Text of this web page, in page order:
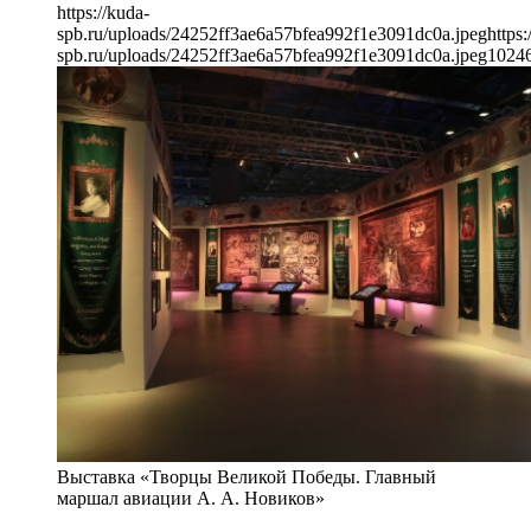
https://kuda-
spb.ru/uploads/24252ff3ae6a57bfea992f1e3091dc0a.jpeg
spb.ru/uploads/24252ff3ae6a57bfea992f1e3091dc0a.jpeg1024
Выставка «Творцы Великой Победы. Главный
маршал авиации А. А. Новиков»